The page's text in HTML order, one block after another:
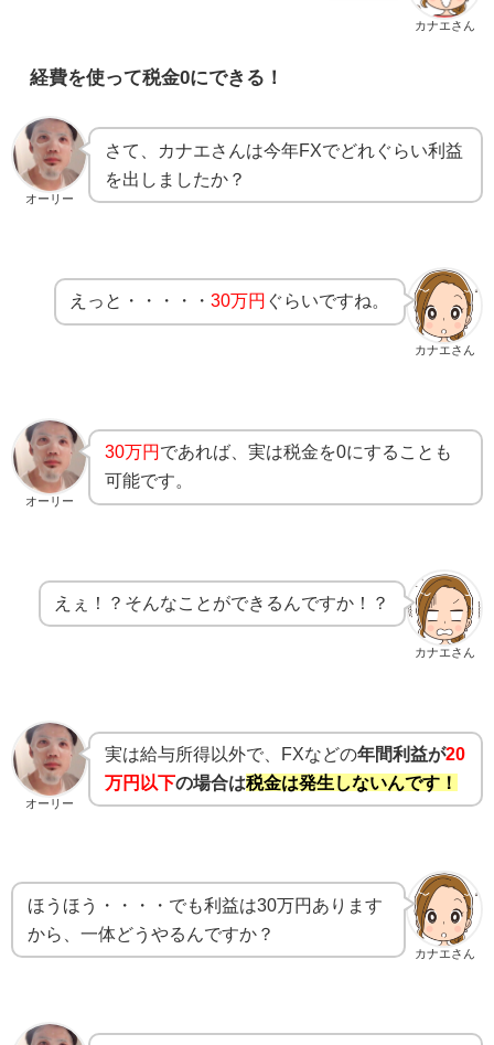
カナエさん
経費を使って税金0にできる！
オーリー
さて、カナエさんは今年FXでどれぐらい利益
を出しましたか？
カナエさん
えっと・・・・・30万円 ぐらいですね。
オーリー
30万円 であれば、実は税金を0にすることも
可能です。
カナエさん
えぇ！？そんなことができるんですか！？
オーリー
実は給与所得以外で、FXなどの年間利益が20
万円以下の場合は税金は発生しないんです！
カナエさん
ほうほう・・・・でも利益は30万円あります
から、一体どうやるんですか？